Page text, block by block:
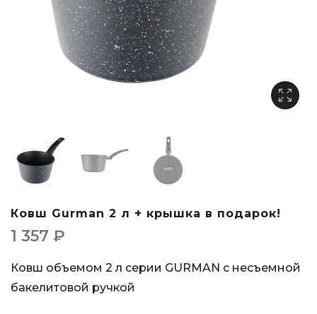
Ковш Gurman 2 л + крышка в подарок!
1 357 ₽
Ковш объемом 2 л серии GURMAN с несъемной
бакелитовой ручкой